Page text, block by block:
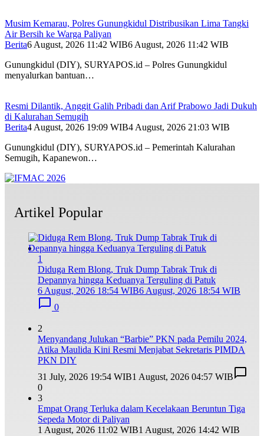
Musim Kemarau, Polres Gunungkidul Distribusikan Lima Tangki
Air Bersih ke Warga Paliyan
Berita6 August, 2026 11:42 WIB6 August, 2026 11:42 WIB
Gunungkidul (DIY), SURYAPOS.id – Polres Gunungkidul
menyalurkan bantuan…
Resmi Dilantik, Anggit Galih Pribadi dan Arif Prabowo Jadi Dukuh
di Kalurahan Semugih
Berita4 August, 2026 19:09 WIB4 August, 2026 21:03 WIB
Gunungkidul (DIY), SURYAPOS.id – Pemerintah Kalurahan
Semugih, Kapanewon…
Artikel Popular
1
Diduga Rem Blong, Truk Dump Tabrak Truk di
Depannya hingga Keduanya Terguling di Patuk
6 August, 2026 18:54 WIB6 August, 2026 18:54 WIB
0
2
Menyandang Julukan “Barbie” PKN pada Pemilu 2024,
Atika Maulida Kini Resmi Menjabat Sekretaris PIMDA
PKN DIY
31 July, 2026 19:54 WIB1 August, 2026 04:57 WIB
0
3
Empat Orang Terluka dalam Kecelakaan Beruntun Tiga
Sepeda Motor di Paliyan
1 August, 2026 11:02 WIB1 August, 2026 14:42 WIB